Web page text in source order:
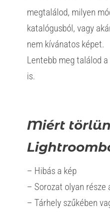
megtalálod, milyen
katalógusból, vagy
nem kívánatos képet.
Lentebb meg találod
is.
Miért
– Hibás a kép
– Sorozat olyan része
– Tárhely szűkében